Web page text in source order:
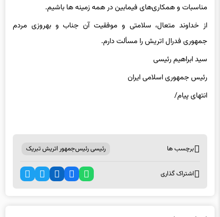
مناسبات و همکاری‌های فیمابین در همه زمینه ها باشیم.
از خداوند متعال، سلامتی و موفقیت آن جناب و بهروزی مردم
جمهوری فدرال اتریش را مسألت دارم.
سید ابراهیم رئیسی
رئیس جمهوری اسلامی ایران
انتهای پیام/
برچسب ها رئیسی رئیس‌جمهور اتریش تبریک
اشتراک گذاری